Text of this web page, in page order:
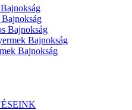
Bajnokság
Bajnokság
Bajnokság